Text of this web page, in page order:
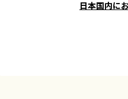
日本国内に